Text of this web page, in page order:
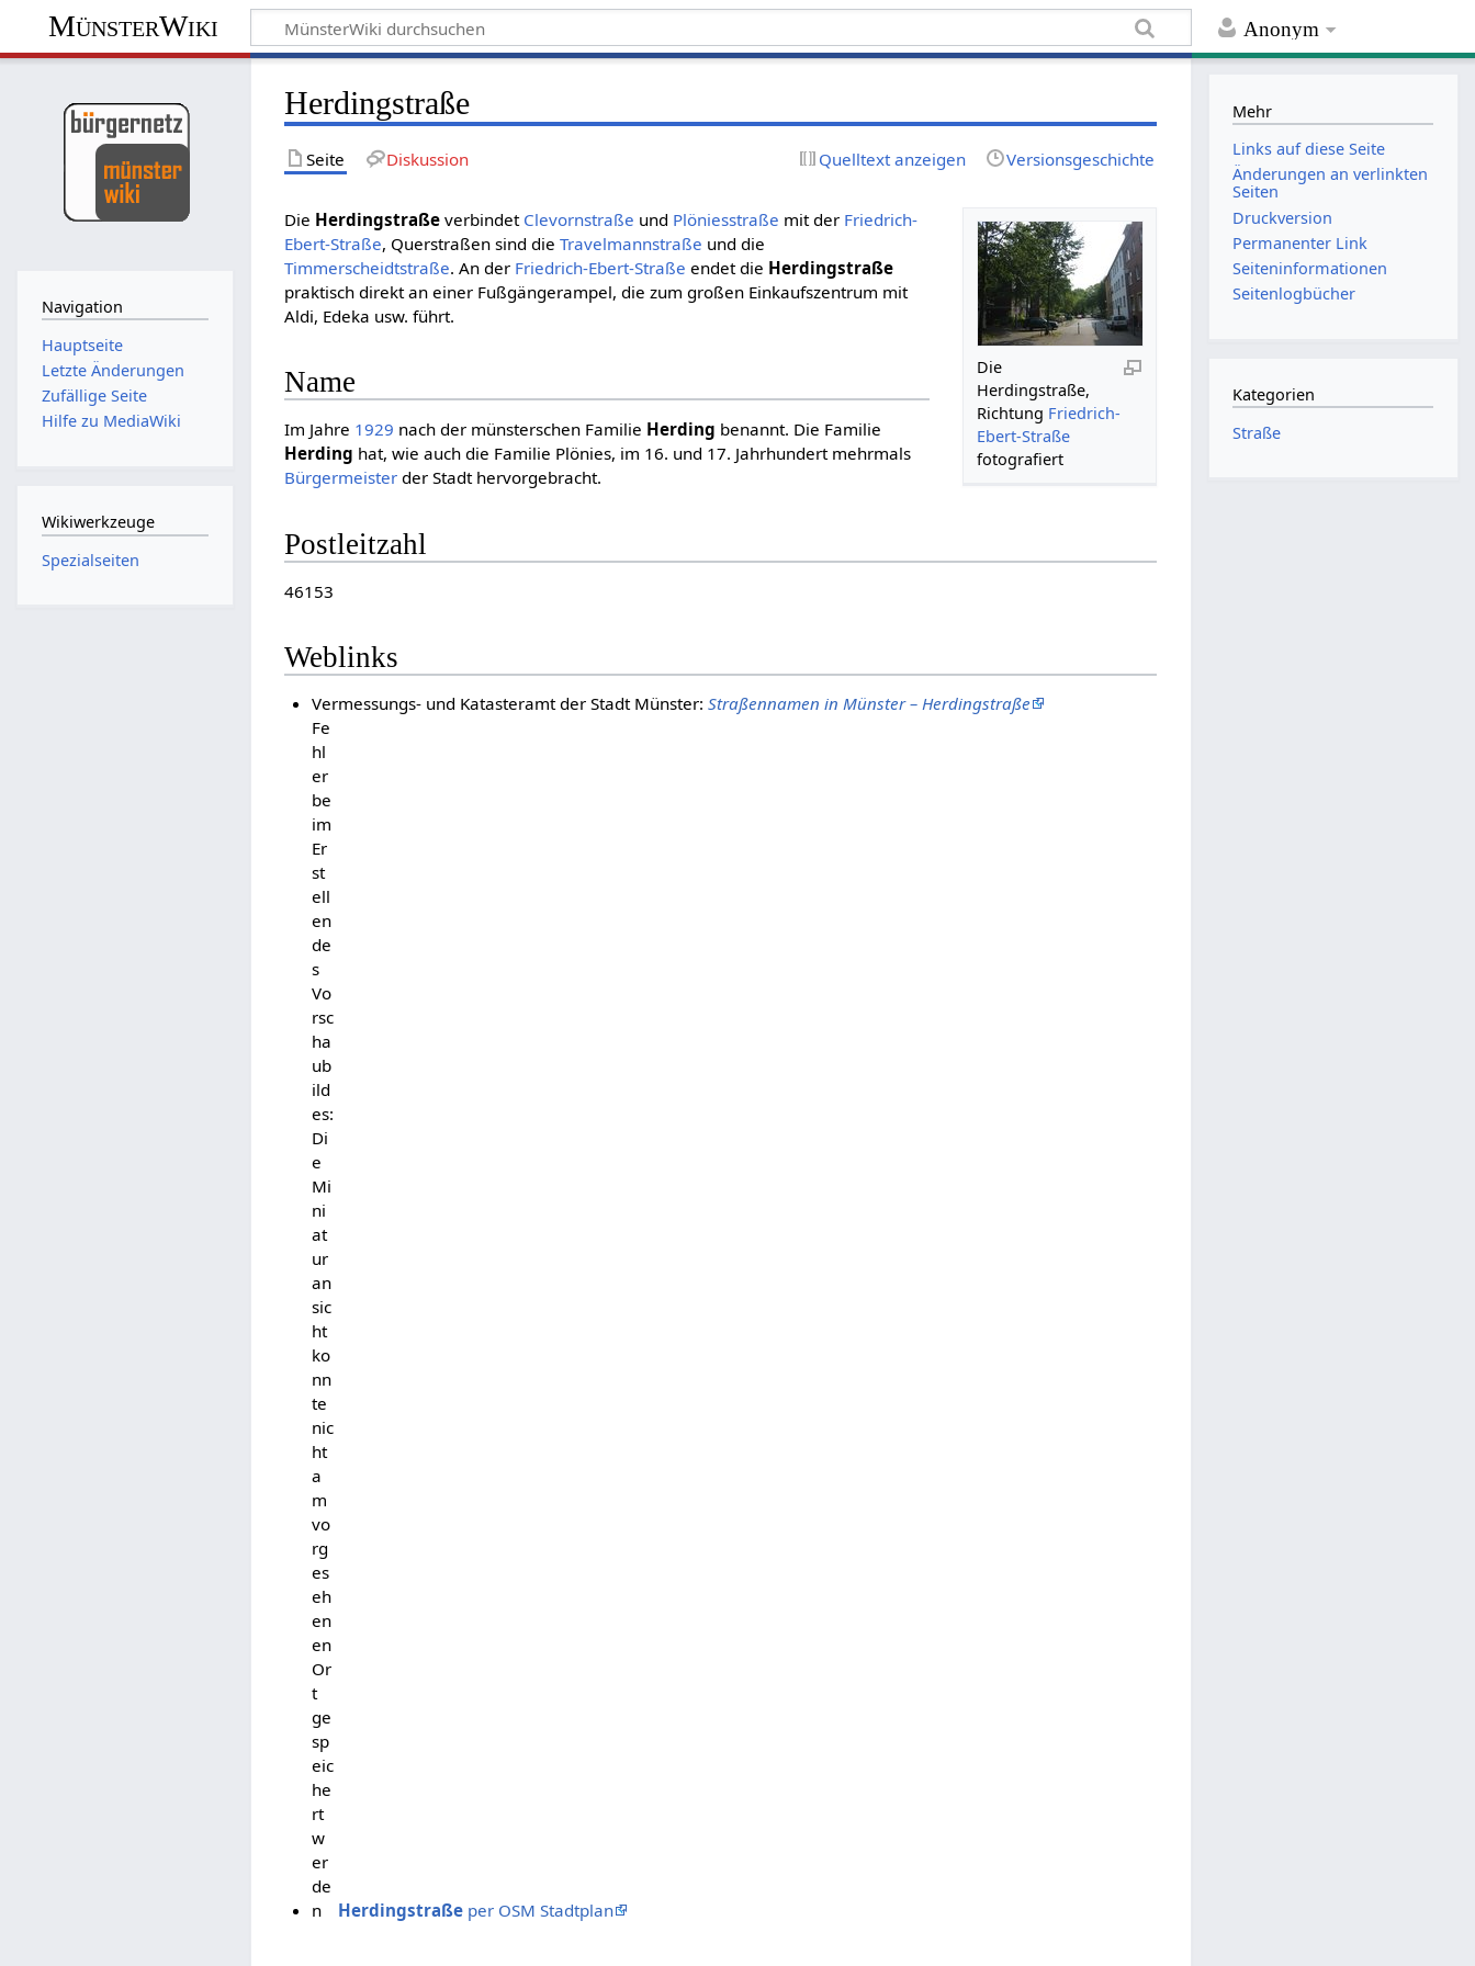
Anonym
MünsterWiki
Herdingstraße
Seite Diskussion Quelltext anzeigen Versionsgeschichte
Die
Herdingstraße,
Richtung Friedrich-
Ebert-Straße
fotografiert
Die Herdingstraße verbindet Clevornstraße und Plöniesstraße mit der Friedrich-
Ebert-Straße, Querstraßen sind dieTravelmannstraße und die
Timmerscheidtstraße. An der Friedrich-Ebert-Straße endet die Herdingstraße
praktisch direkt an einer Fußgängerampel, die zum großen Einkaufszentrum mit
Aldi, Edeka usw. führt.
Name
Im Jahre 1929 nach der münsterschen Familie Herding benannt. Die Familie
Herding hat, wie auch die Familie Plönies, im 16. und 17. Jahrhundert mehrmals
Bürgermeister der Stadt hervorgebracht.
Postleitzahl
46153
Weblinks
Vermessungs- und Katasteramt der Stadt Münster: Straßennamen in Münster – Herdingstraße
Fe
hl
er
be
im
Er
st
ell
en
de
s
Vo
rsc
ha
ub
ild
es:
Di
e
Mi
ni
at
ur
an
sic
ht
ko
nn
te
nic
ht
a
m
vo
rg
es
eh
en
en
Or
t
ge
sp
eic
he
rt
w
er
de
n
Herdingstraßeper OSM Stadtplan
Navigation
Hauptseite
Letzte Änderungen
Zufällige Seite
Hilfe zu MediaWiki
Wikiwerkzeuge
Spezialseiten
Mehr
Links auf diese Seite
Änderungen an verlinkten
Seiten
Druckversion
Permanenter Link
Seiten­informationen
Seitenlogbücher
Kategorien
Straße